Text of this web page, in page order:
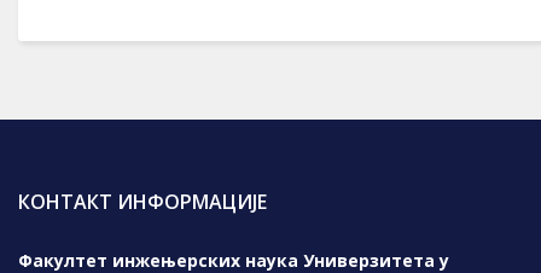
КОНТАКТ ИНФОРМАЦИЈЕ
Факултет инжењерских наука Универзитета у